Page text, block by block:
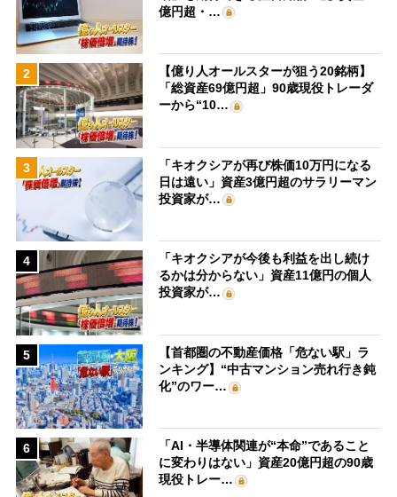
億円超・…
2
【億り人オールスターが狙う20銘柄】
「総資産69億円超」90歳現役トレーダ
ーから“10…
3
「キオクシアが再び株価10万円になる
日は遠い」資産3億円超のサラリーマン
投資家が…
4
「キオクシアが今後も利益を出し続け
るかは分からない」資産11億円の個人
投資家が…
5
【首都圏の不動産価格「危ない駅」ラ
ンキング】“中古マンション売れ行き鈍
化”のワー…
6
「AI・半導体関連が“本命”であること
に変わりはない」資産20億円超の90歳
現役トレー…